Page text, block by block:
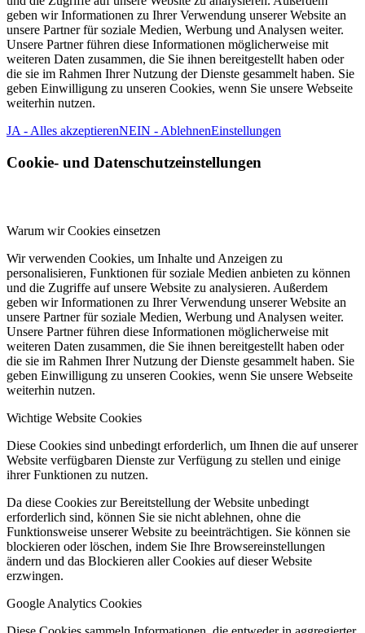
geben wir Informationen zu Ihrer Verwendung unserer Website an
unsere Partner für soziale Medien, Werbung und Analysen weiter.
Unsere Partner führen diese Informationen möglicherweise mit
weiteren Daten zusammen, die Sie ihnen bereitgestellt haben oder
die sie im Rahmen Ihrer Nutzung der Dienste gesammelt haben. Sie
geben Einwilligung zu unseren Cookies, wenn Sie unsere Webseite
weiterhin nutzen.
JA - Alles akzeptierenNEIN - AblehnenEinstellungen
Cookie- und Datenschutzeinstellungen
Warum wir Cookies einsetzen
Wir verwenden Cookies, um Inhalte und Anzeigen zu
personalisieren, Funktionen für soziale Medien anbieten zu können
und die Zugriffe auf unsere Website zu analysieren. Außerdem
geben wir Informationen zu Ihrer Verwendung unserer Website an
unsere Partner für soziale Medien, Werbung und Analysen weiter.
Unsere Partner führen diese Informationen möglicherweise mit
weiteren Daten zusammen, die Sie ihnen bereitgestellt haben oder
die sie im Rahmen Ihrer Nutzung der Dienste gesammelt haben. Sie
geben Einwilligung zu unseren Cookies, wenn Sie unsere Webseite
weiterhin nutzen.
Wichtige Website Cookies
Diese Cookies sind unbedingt erforderlich, um Ihnen die auf unserer
Website verfügbaren Dienste zur Verfügung zu stellen und einige
ihrer Funktionen zu nutzen.
Da diese Cookies zur Bereitstellung der Website unbedingt
erforderlich sind, können Sie sie nicht ablehnen, ohne die
Funktionsweise unserer Website zu beeinträchtigen. Sie können sie
blockieren oder löschen, indem Sie Ihre Browsereinstellungen
ändern und das Blockieren aller Cookies auf dieser Website
erzwingen.
Google Analytics Cookies